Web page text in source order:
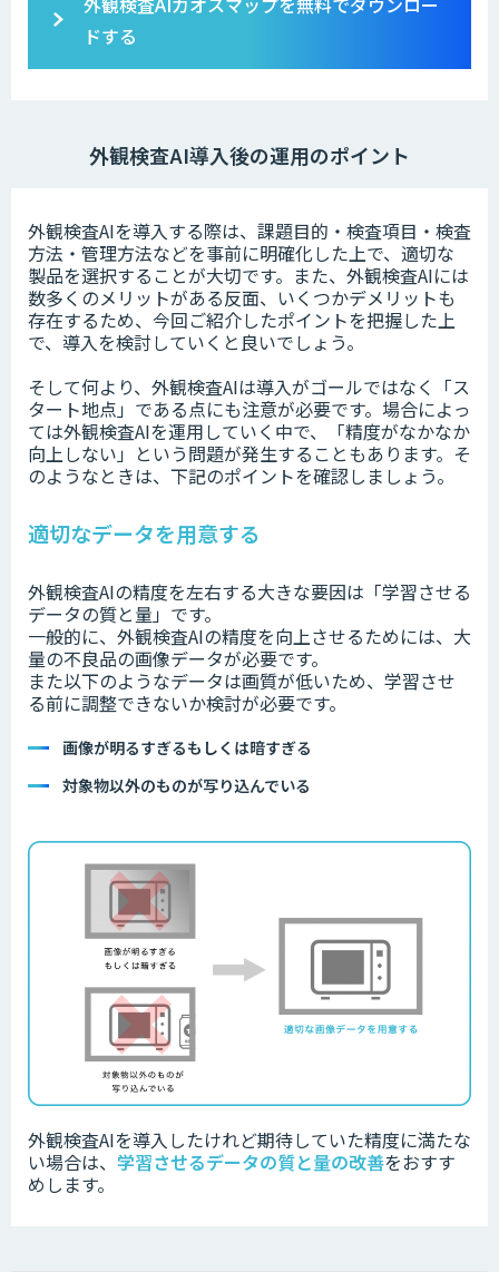
ドする
外観検査AI導入後の運用のポイント
外観検査AIを導入する際は、課題目的・検査項目・検査
方法・管理方法などを事前に明確化した上で、適切な
製品を選択することが大切です。また、外観検査AIには
数多くのメリットがある反面、いくつかデメリットも
存在するため、今回ご紹介したポイントを把握した上
で、導入を検討していくと良いでしょう。
そして何より、外観検査AIは導入がゴールではなく「ス
タート地点」である点にも注意が必要です。場合によっ
ては外観検査AIを運用していく中で、「精度がなかなか
向上しない」という問題が発生することもあります。そ
のようなときは、下記のポイントを確認しましょう。
適切なデータを用意する
外観検査AIの精度を左右する大きな要因は「学習させる
データの質と量」です。
一般的に、外観検査AIの精度を向上させるためには、大
量の不良品の画像データが必要です。
また以下のようなデータは画質が低いため、学習させ
る前に調整できないか検討が必要です。
画像が明るすぎるもしくは暗すぎる
対象物以外のものが写り込んでいる
外観検査AIを導入したけれど期待していた精度に満たな
い場合は、 学習させるデータの質と量の改善をおすす
めします。